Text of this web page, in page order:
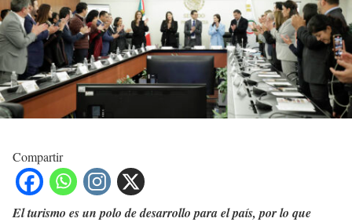
Compartir
El turismo es un polo de desarrollo para el país, por lo que